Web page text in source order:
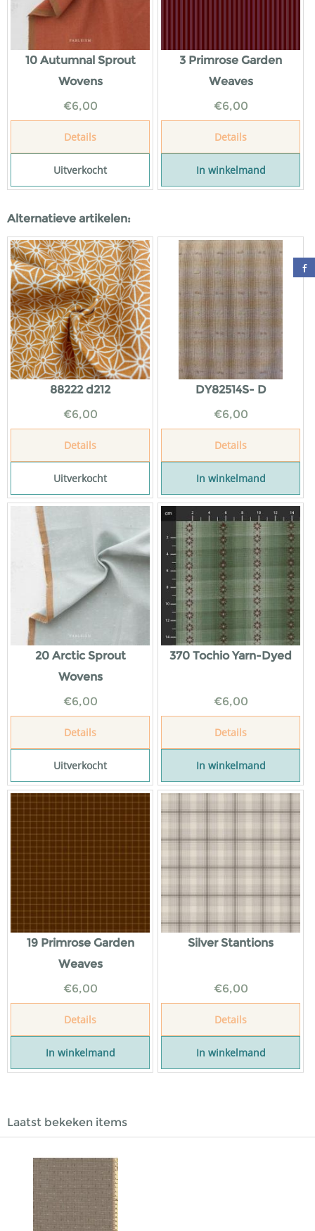
10 Autumnal Sprout
Wovens
€6,00
Details
Uitverkocht
3 Primrose Garden
Weaves
€6,00
Details
In winkelmand
Alternatieve artikelen:
88222 d212
€6,00
Details
Uitverkocht
DY82514S- D
€6,00
Details
In winkelmand
20 Arctic Sprout
Wovens
€6,00
Details
Uitverkocht
370 Tochio Yarn-Dyed
€6,00
Details
In winkelmand
19 Primrose Garden
Weaves
€6,00
Details
In winkelmand
Silver Stantions
€6,00
Details
In winkelmand
Laatst bekeken items